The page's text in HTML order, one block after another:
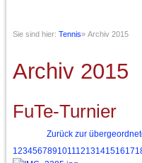
Sie sind hier: Tennis» Archiv 2015
Archiv 2015
FuTe-Turnier
Zurück zur
1 234567891011 121314151617